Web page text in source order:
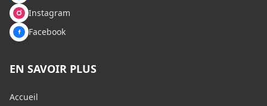
Instagram
Facebook
EN SAVOIR PLUS
Accueil